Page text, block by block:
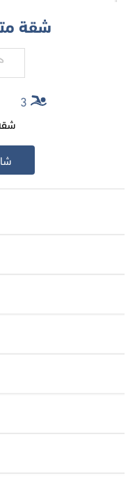
شقة
3